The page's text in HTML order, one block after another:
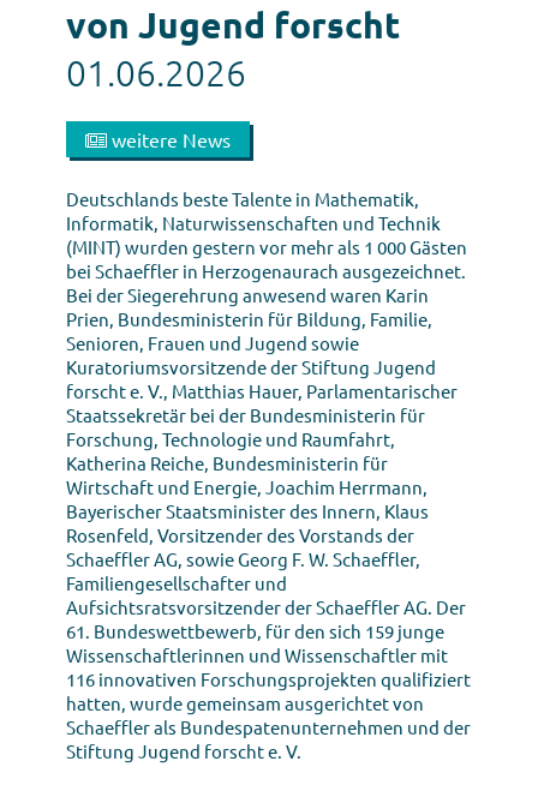
von Jugend forscht
01.06.2026
weitere News
Deutschlands beste Talente in Mathematik,
Informatik, Naturwissenschaften und Technik
(MINT) wurden gestern vor mehr als 1 000 Gästen
bei Schaeffler in Herzogenaurach ausgezeichnet.
Bei der Siegerehrung anwesend waren Karin
Prien, Bundesministerin für Bildung, Familie,
Senioren, Frauen und Jugend sowie
Kuratoriumsvorsitzende der Stiftung Jugend
forscht e. V., Matthias Hauer, Parlamentarischer
Staatssekretär bei der Bundesministerin für
Forschung, Technologie und Raumfahrt,
Katherina Reiche, Bundesministerin für
Wirtschaft und Energie, Joachim Herrmann,
Bayerischer Staatsminister des Innern, Klaus
Rosenfeld, Vorsitzender des Vorstands der
Schaeffler AG, sowie Georg F. W. Schaeffler,
Familiengesellschafter und
Aufsichtsratsvorsitzender der Schaeffler AG. Der
61. Bundeswettbewerb, für den sich 159 junge
Wissenschaftlerinnen und Wissenschaftler mit
116 innovativen Forschungsprojekten qualifiziert
hatten, wurde gemeinsam ausgerichtet von
Schaeffler als Bundespatenunternehmen und der
Stiftung Jugend forscht e. V.